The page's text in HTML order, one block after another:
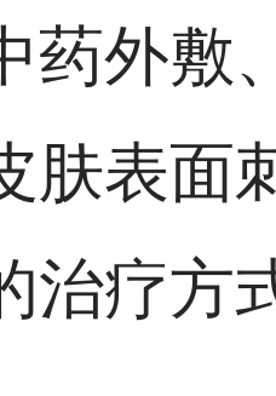
药外敷
肤表面
疗方